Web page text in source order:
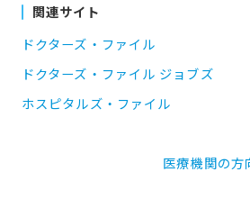
関連サイト
ドクターズ・ファイル
ドクターズ・ファイル ジョブズ
ホスピタルズ・ファイル
医療機関の方